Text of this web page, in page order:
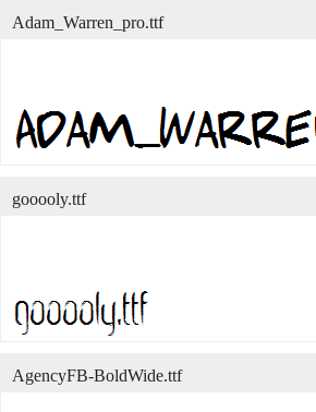
Adam_Warren_pro.ttf
gooooly.ttf
AgencyFB-BoldWide.ttf